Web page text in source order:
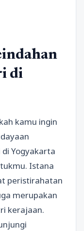
di
kamu ingin
Yogyakarta
Istana
peristirahatan
merupakan
kerajaan.